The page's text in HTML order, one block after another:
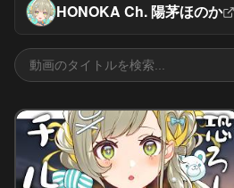
HONOKA Ch. 陽茅ほのか